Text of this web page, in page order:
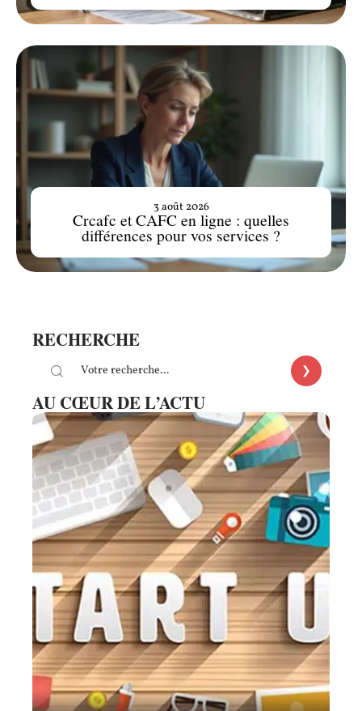
Crcafc et CAFC en ligne : quelles
différences pour vos services ?
3 août 2026
RECHERCHE
AU CŒUR DE L’ACTU